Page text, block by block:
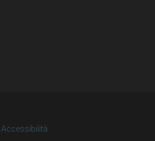
Accessibilità